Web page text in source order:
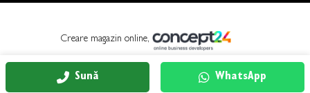
Creare magazin online,
Sună WhatsApp